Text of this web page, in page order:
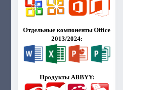
Отдельные компоненты Office
2013/2024:
Продукты ABBYY: